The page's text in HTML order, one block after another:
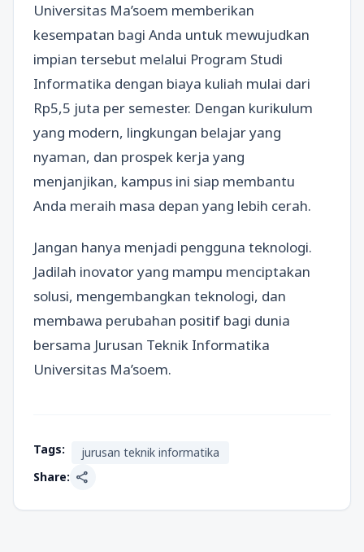
Universitas Ma’soem memberikan
kesempatan bagi Anda untuk mewujudkan
impian tersebut melalui Program Studi
Informatika dengan biaya kuliah mulai dari
Rp5,5 juta per semester. Dengan kurikulum
yang modern, lingkungan belajar yang
nyaman, dan prospek kerja yang
menjanjikan, kampus ini siap membantu
Anda meraih masa depan yang lebih cerah.
Jangan hanya menjadi pengguna teknologi.
Jadilah inovator yang mampu menciptakan
solusi, mengembangkan teknologi, dan
membawa perubahan positif bagi dunia
bersama Jurusan Teknik Informatika
Universitas Ma’soem.
Tags:
jurusan teknik informatika
Share: share